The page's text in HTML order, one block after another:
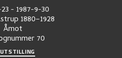
- 1987-9-30
1880–1928
Åmot
70